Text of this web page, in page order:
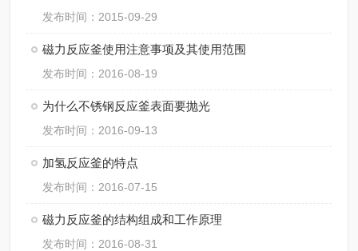
发布时间：2015-09-29
磁力反应釜使用注意事项及其使用范围
发布时间：2016-08-19
为什么不锈钢反应釜表面要抛光
发布时间：2016-09-13
加氢反应釜的特点
发布时间：2016-07-15
磁力反应釜的结构组成和工作原理
发布时间：2016-08-31